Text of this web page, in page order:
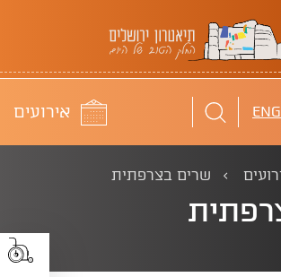
ירושלים
ENG לוח
אירועים
שרים בצרפתית